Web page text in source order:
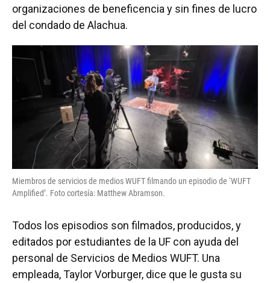
organizaciones de beneficencia y sin fines de lucro
del condado de Alachua.
Miembros de servicios de medios WUFT filmando un episodio de ‘WUFT
Amplified’. Foto cortesía: Matthew Abramson.
Todos los episodios son filmados, producidos, y
editados por estudiantes de la UF con ayuda del
personal de Servicios de Medios WUFT. Una
empleada, Taylor Vorburger, dice que le gusta su